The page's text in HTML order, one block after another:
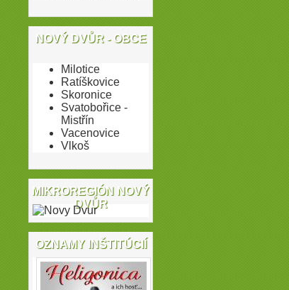
NOVÝ DVŮR - OBCE
Milotice
Ratíškovice
Skoronice
Svatobořice -
Mistřín
Vacenovice
Vlkoš
MIKROREGIÓN NOVÝ
DVŮR
OZNAMY INŠTITÚCIÍ